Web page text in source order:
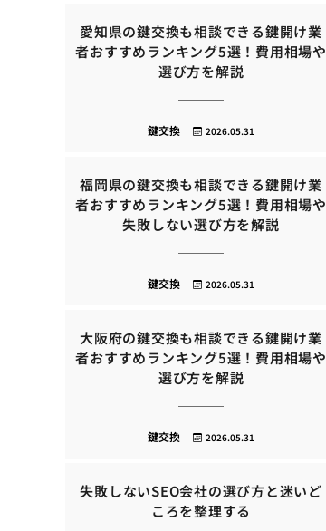
愛知県の鍵交換も相談できる鍵開け業
者おすすめランキング5選！費用相場や
選び方を解説
2026.05.31
鍵交換
福岡県の鍵交換も相談できる鍵開け業
者おすすめランキング5選！費用相場や
失敗しない選び方を解説
2026.05.31
鍵交換
大阪府の鍵交換も相談できる鍵開け業
者おすすめランキング5選！費用相場や
選び方を解説
2026.05.31
鍵交換
失敗しないSEO会社の選び方と迷いど
ころを整理する